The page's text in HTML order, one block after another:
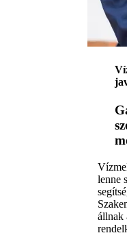
lenne
állnak